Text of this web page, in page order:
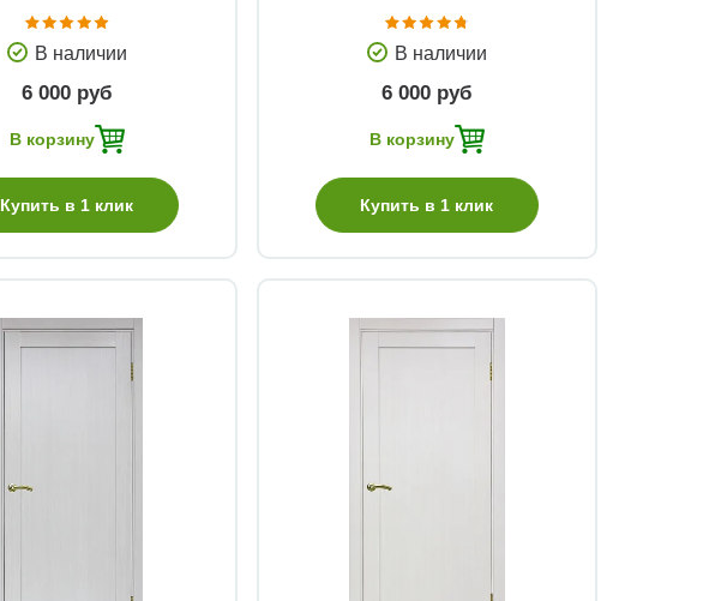
В наличии
6 000 руб
В корзину
Купить в 1 клик
В наличии
6 000 руб
В корзину
Купить в 1 клик